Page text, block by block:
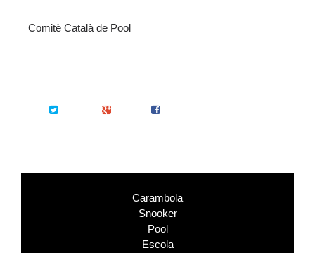
Comitè Català de Pool
Google+
Carambola
Snooker
Pool
Escola